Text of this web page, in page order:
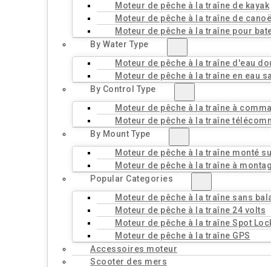
Moteur de pêche à la traîne de kayak
Moteur de pêche à la traîne de canoë
Moteur de pêche à la traîne pour
By Water Type
Moteur de pêche à la traîne d'eau
Moteur de pêche à la traîne en eau
By Control Type
Moteur de pêche à la traîne à
Moteur de pêche à la traîne
By Mount Type
Moteur de pêche à la traîne monté
Moteur de pêche à la traîne à
Popular Categories
Moteur de pêche à la traîne sans
Moteur de pêche à la traîne 24 volts
Moteur de pêche à la traîne Spot
Moteur de pêche à la traîne GPS
Accessoires moteur
Scooter des mers